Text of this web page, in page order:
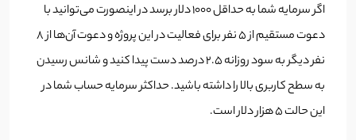
اگر سرمایه شما به حداقل 1000 دلار برسد در اینصورت می‌توانید با
دعوت مستقیم از 5 نفر برای فعالیت در این پروژه و دعوت آن‌ها از 8
نفر دیگر به سود روزانه 2.5 درصد دست پیدا کنید و شانس رسیدن
به سطح کاربری بالا را داشته باشید. حداکثر سرمایه حساب شما در
این حالت 5 هزار دلار است.